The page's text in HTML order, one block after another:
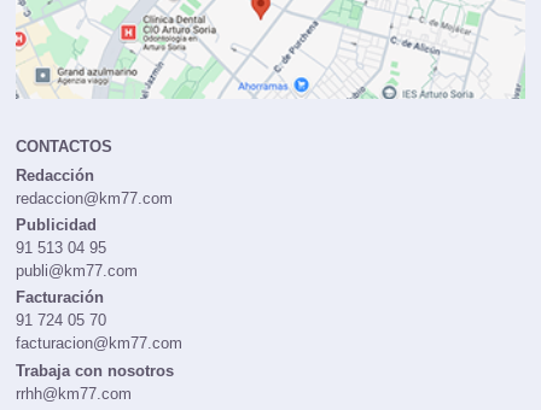
CONTACTOS
Redacción
redaccion@km77.com
Publicidad
91 513 04 95
publi@km77.com
Facturación
91 724 05 70
facturacion@km77.com
Trabaja con nosotros
rrhh@km77.com